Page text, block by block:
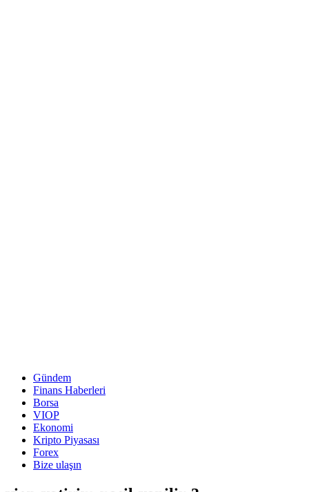
Gündem
Finans Haberleri
Borsa
VIOP
Ekonomi
Kripto Piyasası
Forex
Bize ulaşın